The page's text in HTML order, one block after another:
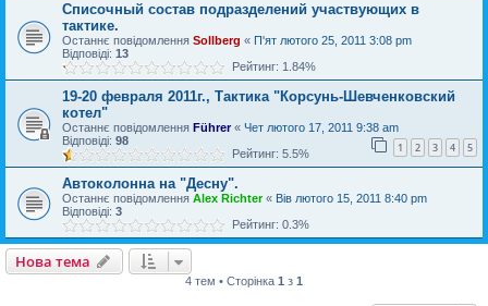
Списочный состав подразделений участвующих в
тактике.
Останнє повідомлення Sollberg « П'ят лютого 25, 2011 3:08 pm
Відповіді: 13
Рейтинг: 1.84%
19-20 февраля 2011г., Тактика "Корсунь-Шевченковский
котел"
Останнє повідомлення Führer« Чет лютого 17, 2011 9:38 am
Відповіді: 98 1 2 3 4 5
Рейтинг: 5.5%
Автоколонна на "Десну".
Останнє повідомлення Alex Richter« Вів лютого 15, 2011 8:40 pm
Відповіді: 3
Рейтинг: 0.3%
Нова тема
4 тем • Сторінка 1 з 1